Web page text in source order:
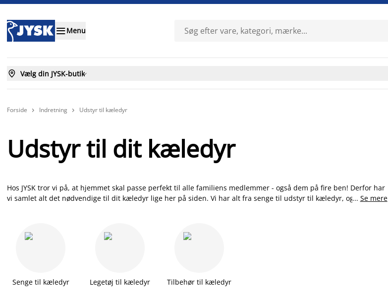
Menu
 Vælg din JYSK-butik
Forside  Indretning  Udstyr til kæledyr
Udstyr til dit kæledyr
Hos JYSK tror vi på, at hjemmet skal passe perfekt til alle familiens medlemmer - også dem på fire ben! Derfor har
vi samlet alt det nødvendige til dit kæledyr lige her på siden. Vi har alt fra senge til udstyr til kæledyr, og alt det
... Se mere
Senge til kæledyr Legetøj til kæledyr Tilbehør til kæledyr